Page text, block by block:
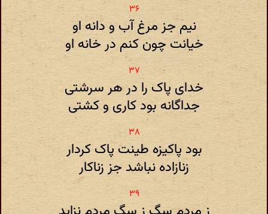
نیم جز مرغ آب و دانه او
خیانت چون کنم در خانه او
خدای پاک را در هر سرشتی
جداگانه بود کاری و کشتی
بود پاکیزه طینت پاک کردار
زنازاده نباشد جز زناکار